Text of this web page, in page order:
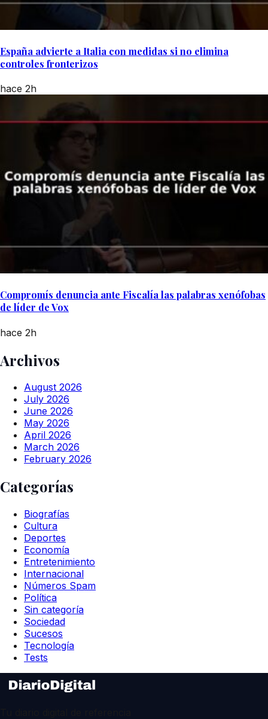
España advierte a Italia con medidas si no elimina
controles fronterizos
hace 2h
Compromís denuncia ante Fiscalía las palabras xenófobas
de líder de Vox
hace 2h
Archivos
August 2026
July 2026
June 2026
May 2026
April 2026
March 2026
February 2026
Categorías
Biografías
Cultura
Deportes
Economía
Entretenimiento
Internacional
Números Spam
Política
Sin categoría
Sociedad
Sucesos
Tecnología
Tests